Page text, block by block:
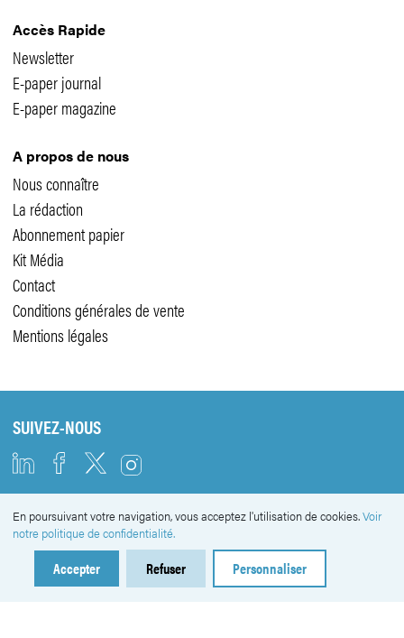
Accès Rapide
Newsletter
E-paper journal
E-paper magazine
A propos de nous
Nous connaître
La rédaction
Abonnement papier
Kit Média
Contact
Conditions générales de vente
Mentions légales
SUIVEZ-NOUS
NEWSLETTER
En poursuivant votre navigation, vous acceptez l'utilisation de cookies.Voir
notre politique de confidentialité.
Accepter Refuser Personnaliser